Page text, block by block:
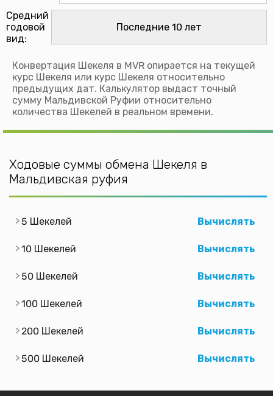
Средний
годовой
вид:
Конвертация Шекеля в MVR опирается на текущей
курс Шекеля или курс Шекеля относительно
предыдущих дат. Калькулятор выдаст точный
сумму Мальдивской Руфии относительно
количества Шекелей в реальном времени.
Ходовые суммы обмена Шекеля в
Мальдивская руфия
5 Шекелей Вычислять
10 Шекелей Вычислять
50 Шекелей Вычислять
100 Шекелей Вычислять
200 Шекелей Вычислять
500 Шекелей Вычислять